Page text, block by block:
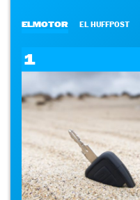
ELMOTOR EL HUFFPOST
1